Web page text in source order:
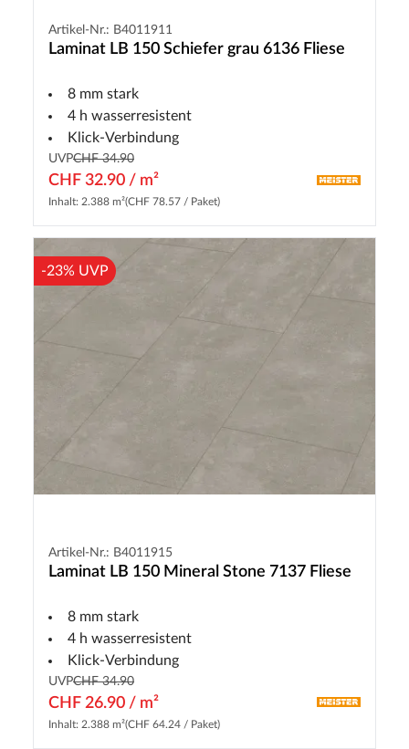
Artikel-Nr.: B4011911
Laminat LB 150 Schiefer grau 6136 Fliese
8 mm stark
4 h wasserresistent
Klick-Verbindung
UVPCHF 34.90
CHF 32.90 / m²
Inhalt: 2.388 m²(CHF 78.57 / Paket)
-23% UVP
Artikel-Nr.: B4011915
Laminat LB 150 Mineral Stone 7137 Fliese
8 mm stark
4 h wasserresistent
Klick-Verbindung
UVPCHF 34.90
CHF 26.90 / m²
Inhalt: 2.388 m²(CHF 64.24 / Paket)